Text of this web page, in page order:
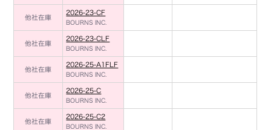
他社在庫
2026-23-CF
BOURNS INC.
他社在庫
2026-23-CLF
BOURNS INC.
他社在庫
2026-25-A1FLF
BOURNS INC.
他社在庫
2026-25-C
BOURNS INC.
他社在庫
2026-25-C2
BOURNS INC.